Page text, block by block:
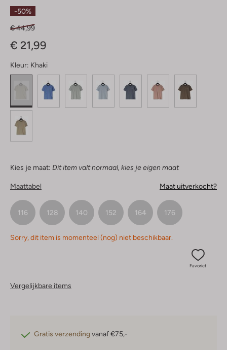
Sterren
-50%
€ 44,99
€ 21,99
Kleur: Khaki
Kies je maat: Dit item valt normaal, kies je eigen maat
Maattabel Maat uitverkocht?
116 128 140 152 164 176
Sorry, dit item is momenteel (nog) niet beschikbaar.
Favoriet
Vergelijkbare items
Gratis verzendingvanaf €75,-